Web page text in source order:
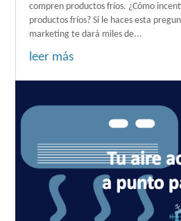
compren productos fríos. ¿Cómo
productos fríos? Si le haces esta
marketing te dará miles de...
leer más